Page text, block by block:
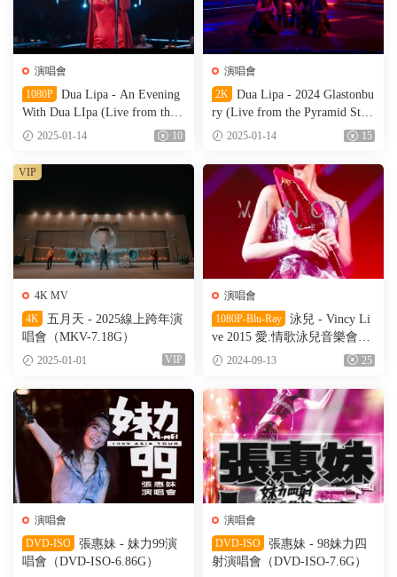
演唱會
1080P
Dua Lipa - An Evening
With Dua LIpa (Live from the
Royal Albert Hall) (CBS Full V
2025-01-14 10
演唱會
2K
Dua Lipa - 2024 Glastonbu
ry (Live from the Pyramid Stag
e) (HDTV-TS-9.95GB)
2025-01-14 15
4K MV
4K
五月天 - 2025線上跨年演
唱會​（MKV-7.18G）
2025-01-01 VIP
VIP
演唱會
1080P-Blu-Ray
泳兒 - Vincy Li
ve 2015 愛.情歌泳兒音樂會
（BD_ISO-43.3G）
2024-09-13 25
演唱會
DVD-ISO
張惠妹 - 妹力99演
唱會（DVD-ISO-6.86G）
演唱會
DVD-ISO
張惠妹 - 98妹力四
射演唱會（DVD-ISO-7.6G）